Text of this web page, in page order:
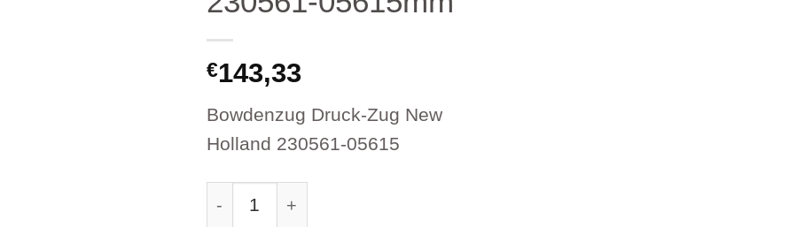
€143,33
Bowdenzug Druck-Zug New
Holland 230561-05615
Bowdenzug Druck-Zug New Holland CNH 89813947 230561-05615mm